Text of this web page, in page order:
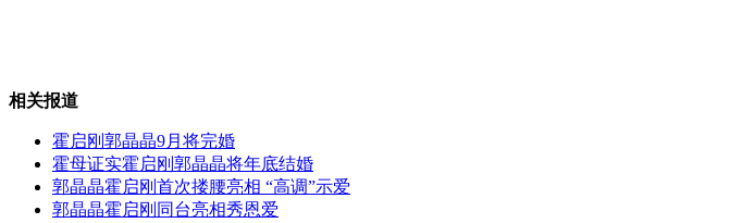
南宁警方大规模销毁赌博游戏机
法国200亿欧元减税计划出炉
相关报道
霍启刚郭晶晶9月将完婚
霍母证实霍启刚郭晶晶将年底结婚
郭晶晶霍启刚首次搂腰亮相 “高调”示爱
郭晶晶霍启刚同台亮相秀恩爱